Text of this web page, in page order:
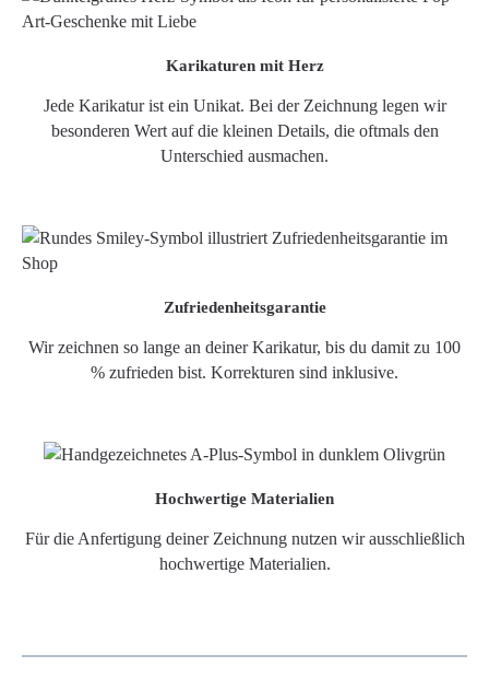
Karikaturen mit Herz
Jede Karikatur ist ein Unikat. Bei der Zeichnung legen wir
besonderen Wert auf die kleinen Details, die oftmals den
Unterschied ausmachen.
Zufriedenheitsgarantie
Wir zeichnen so lange an deiner Karikatur, bis du damit zu 100
% zufrieden bist. Korrekturen sind inklusive.
Hochwertige Materialien
Für die Anfertigung deiner Zeichnung nutzen wir ausschließlich
hochwertige Materialien.